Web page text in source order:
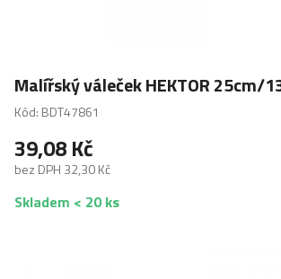
Malířský váleček HEKTOR 25cm/
Kód: BDT47861
39,08 Kč
bez DPH 32,30 Kč
Skladem < 20 ks